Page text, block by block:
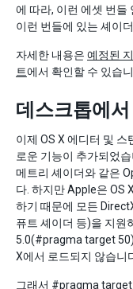
에 따라, 이런 에셋 번들
이런 번들에 있는 셰이
자세한 내용은 예정된
트에서 확인할 수 있습
데스크톱에
이제 OS X 에디터 및 스
로운 기능이 추가되었
메트리 셰이더와 같은
다. 하지만 Apple은 OS
하기 때문에 모든
퓨트 셰이더 등)을 지원
5.0(#pragma target
X에서 로드되지 않습니
그래서 #pragma target